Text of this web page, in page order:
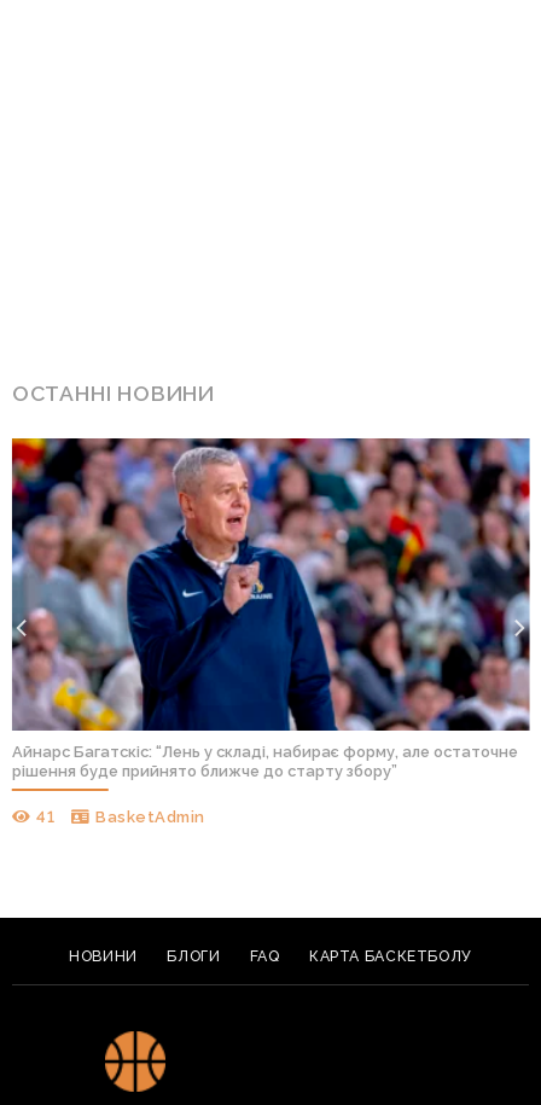
ОСТАННІ НОВИНИ
Айнарс Багатскіс: “Лень у складі, набирає форму, але остаточне
рішення буде прийнято ближче до старту збору”
41 BasketAdmin
НОВИНИ БЛОГИ FAQ КАРТА БАСКЕТБОЛУ